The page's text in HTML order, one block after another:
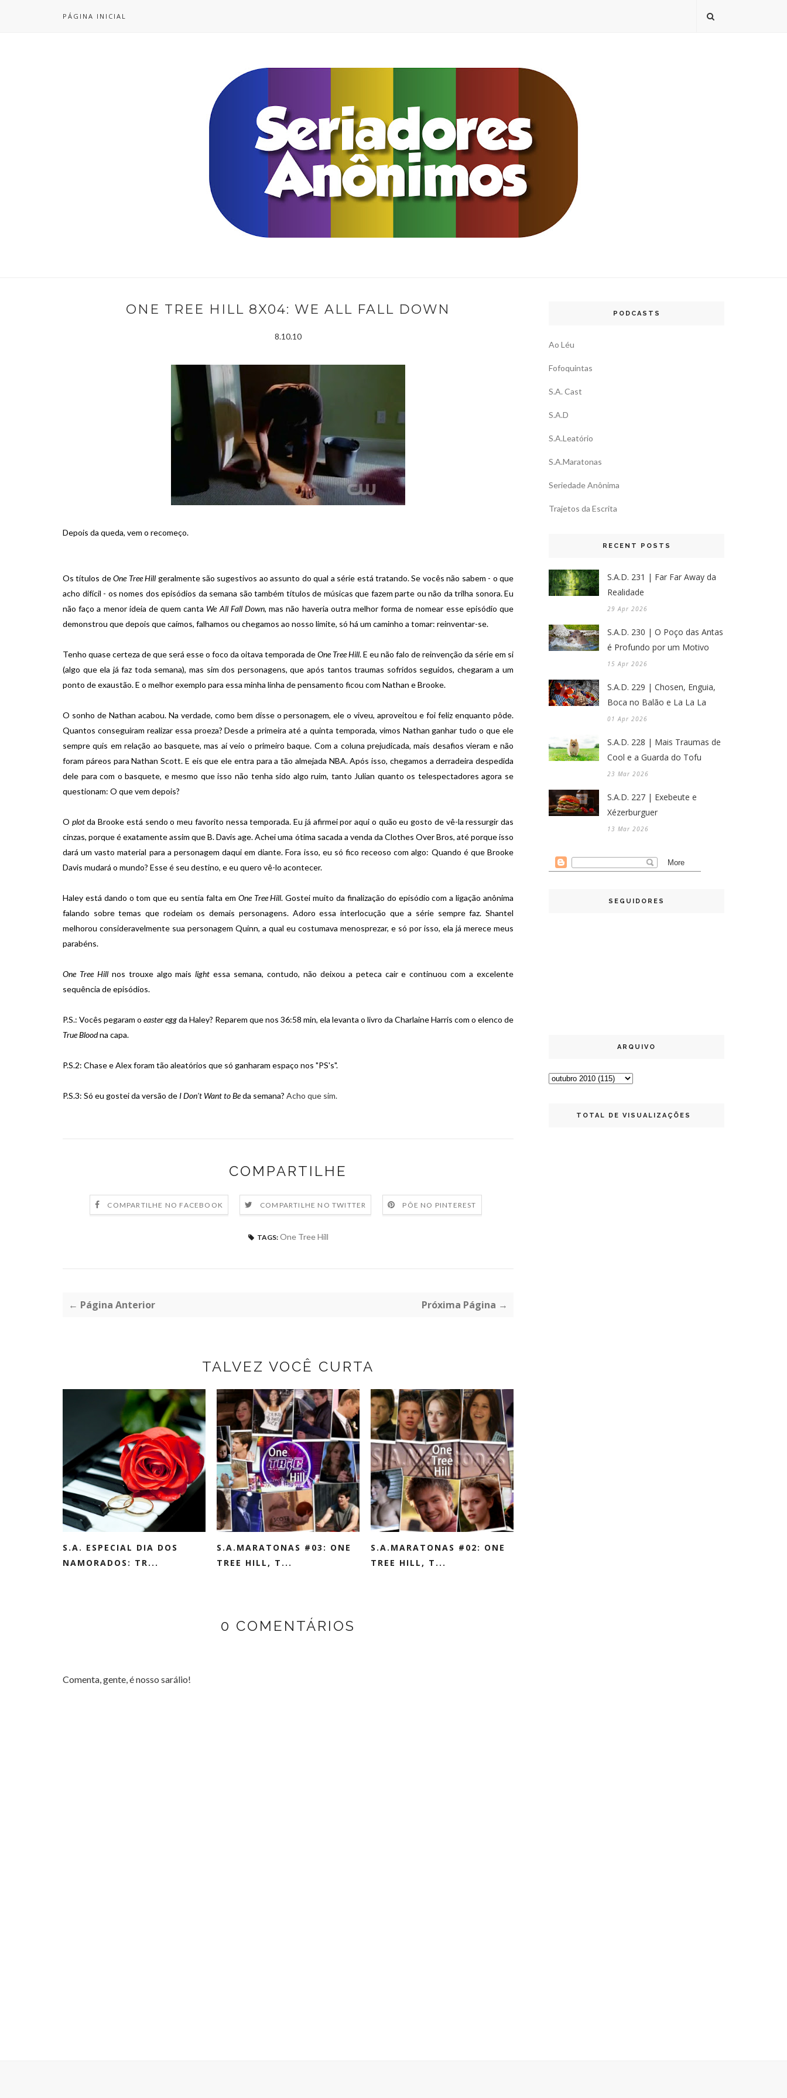
PÁGINA INICIAL
ONE TREE HILL 8X04: WE ALL FALL DOWN
8.10.10
Depois da queda, vem o recomeço.
Os títulos deOne Tree Hill geralmente são sugestivos ao assunto do qual a série está tratando. Se vocês não sabem - o que
acho difícil - os nomes dos episódios da semana são também títulos de músicas que fazem parte ou não da trilha sonora. Eu
não faço a menor ideia de quem canta We All Fall Down, mas não haveria outra melhor forma de nomear esse episódio que
demonstrou que depois que caímos, falhamos ou chegamos ao nosso limite, só há um caminho a tomar: reinventar-se.
Tenho quase certeza de que será esse o foco da oitava temporada deOne Tree Hill. E eu não falo de reinvenção da série em si
(algo que ela já faz toda semana), mas sim dos personagens, que após tantos traumas sofridos seguidos, chegaram a um
ponto de exaustão. E o melhor exemplo para essa minha linha de pensamento ficou com Nathan e Brooke.
O sonho de Nathan acabou. Na verdade, como bem disse o personagem, ele o viveu, aproveitou e foi feliz enquanto pôde.
Quantos conseguiram realizar essa proeza? Desde a primeira até a quinta temporada, vimos Nathan ganhar tudo o que ele
sempre quis em relação ao basquete, mas aí veio o primeiro baque. Com a coluna prejudicada, mais desafios vieram e não
foram páreos para Nathan Scott. E eis que ele entra para a tão almejada NBA. Após isso, chegamos a derradeira despedida
dele para com o basquete, e mesmo que isso não tenha sido algo ruim, tanto Julian quanto os telespectadores agora se
questionam: O que vem depois?
O plotda Brooke está sendo o meu favorito nessa temporada. Eu já afirmei por aqui o quão eu gosto de vê-la ressurgir das
cinzas, porque é exatamente assim que B. Davis age. Achei uma ótima sacada a venda da Clothes Over Bros, até porque isso
dará um vasto material para a personagem daqui em diante. Fora isso, eu só fico receoso com algo: Quando é que Brooke
Davis mudará o mundo? Esse é seu destino, e eu quero vê-lo acontecer.
Haley está dando o tom que eu sentia falta em One Tree Hill. Gostei muito da finalização do episódio com a ligação anônima
falando sobre temas que rodeiam os demais personagens. Adoro essa interlocução que a série sempre faz. Shantel
melhorou consideravelmente sua personagem Quinn, a qual eu costumava menosprezar, e só por isso, ela já merece meus
parabéns.
One Tree Hillnos trouxe algo mais light essa semana, contudo, não deixou a peteca cair e continuou com a excelente
sequência de episódios.
P.S.: Vocês pegaram o easter eggda Haley? Reparem que nos 36:58 min, ela levanta o livro da Charlaine Harris com o elenco de
True Bloodna capa.
P.S.2: Chase e Alex foram tão aleatórios que só ganharam espaço nos "PS's".
P.S.3: Só eu gostei da versão de I Don't Want to Beda semana? Acho que sim.
COMPARTILHE
COMPARTILHE NO FACEBOOK COMPARTILHE NO TWITTER PÕE NO PINTEREST
TAGS: One Tree Hill
← Página Anterior Próxima Página →
TALVEZ VOCÊ CURTA
S.A. ESPECIAL DIA DOS
NAMORADOS: TR...
S.A.MARATONAS #03: ONE
TREE HILL, T...
S.A.MARATONAS #02: ONE
TREE HILL, T...
0 COMENTÁRIOS
Comenta, gente, é nosso sarálio!
PODCASTS
Ao Léu
Fofoquintas
S.A. Cast
S.A.D
S.A.Leatório
S.A.Maratonas
Seriedade Anônima
Trajetos da Escrita
RECENT POSTS
S.A.D. 231 | Far Far Away da
Realidade
29 Apr 2026
S.A.D. 230 | O Poço das Antas
é Profundo por um Motivo
15 Apr 2026
S.A.D. 229 | Chosen, Enguia,
Boca no Balão e La La La
01 Apr 2026
S.A.D. 228 | Mais Traumas de
Cool e a Guarda do Tofu
23 Mar 2026
S.A.D. 227 | Exebeute e
Xézerburguer
13 Mar 2026
SEGUIDORES
ARQUIVO
TOTAL DE VISUALIZAÇÕES